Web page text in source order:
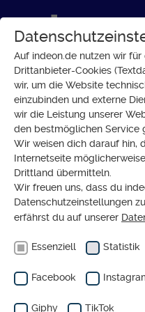
GESELLSCHAFT
Schwanger
Pandemie |
Mattes
Auf indeon.de nutzen wir
Drittanbieter-Cookies
wir, um die Website
einzubinden und externe
wir die Leistung unserer
den bestmöglichen Service
Wir weisen dich darauf hin,
Internetseite
Drittland übermitteln.
Wir freuen uns, dass du
Datenschutzeinstellungen
erfährst du auf unserer
Essenziell Statistik
Facebook
Giphy TikTok